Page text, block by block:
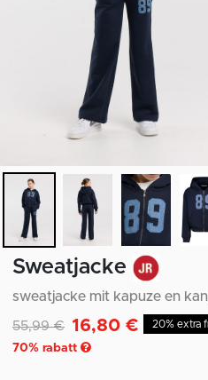
Sweatjacke
sweatjacke mit kapuze en
Reduziert von
55,99 €auf16,80 €
70% rabatt
20% extra